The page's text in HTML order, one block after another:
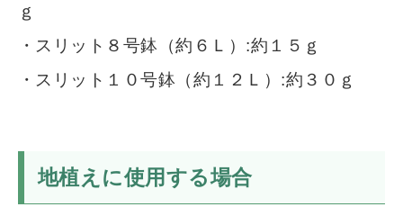
ｇ
・スリット８号鉢（約６Ｌ）:約１５ｇ
・スリット１０号鉢（約１２Ｌ）:約３０ｇ
地植えに使用する場合